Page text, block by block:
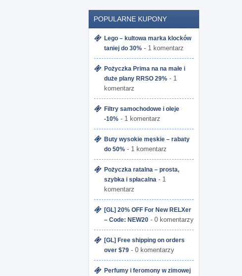
POPULARNE KUPONY
Lego – kultowa marka klocków
taniej do 30% - 1 komentarz
Pożyczka Prima na na małe i
duże plany RRSO 29% - 1
komentarz
Filtry samochodowe i oleje
-10% - 1 komentarz
Buty wysokie męskie – rabaty
do 50% - 1 komentarz
Pożyczka ratalna – prosta,
szybka i spłacalna - 1
komentarz
[GL] 20% OFF For New RELXer
– Code: NEW20 - 0 komentarzy
[GL] Free shipping on orders
over $79 - 0 komentarzy
Perfumy i feromony w zimowej